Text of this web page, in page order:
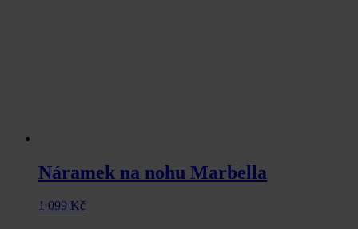
Náramek na nohu Marbella
1 099 Kč